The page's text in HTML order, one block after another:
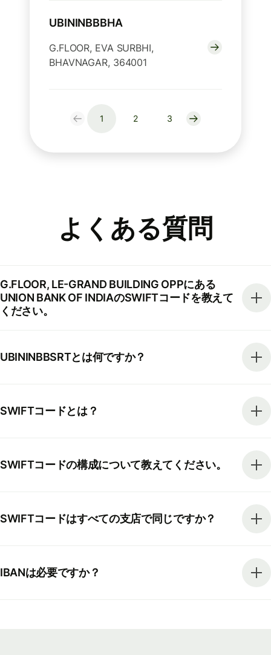
UBININBBBHA
G.FLOOR, EVA SURBHI,
BHAVNAGAR, 364001
1 2 3
よくある質問
G.FLOOR, LE-GRAND BUILDING OPPにある
UNION BANK OF INDIAのSWIFTコードを教えて
ください。
UBININBBSRTとは何ですか？
SWIFTコードとは？
SWIFTコードの構成について教えてください。
SWIFTコードはすべての支店で同じですか？
IBANは必要ですか？